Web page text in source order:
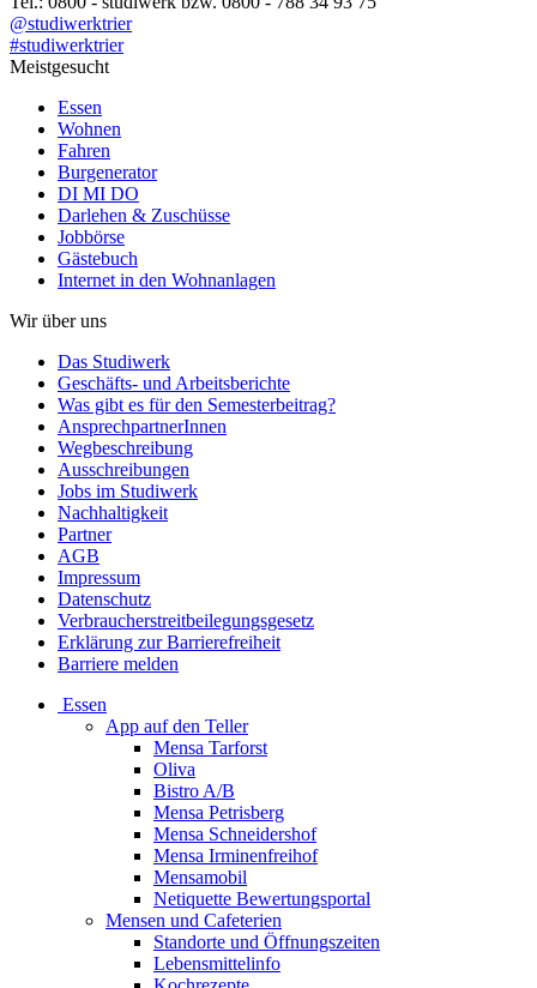
@studiwerktrier
#studiwerktrier
Meistgesucht
Essen
Wohnen
Fahren
Burgenerator
DI MI DO
Darlehen & Zuschüsse
Jobbörse
Gästebuch
Internet in den Wohnanlagen
Wir über uns
Das Studiwerk
Geschäfts- und Arbeitsberichte
Was gibt es für den Semesterbeitrag?
AnsprechpartnerInnen
Wegbeschreibung
Ausschreibungen
Jobs im Studiwerk
Nachhaltigkeit
Partner
AGB
Impressum
Datenschutz
Verbraucherstreitbeilegungsgesetz
Erklärung zur Barrierefreiheit
Barriere melden
Essen
App auf den Teller
Mensa Tarforst
Oliva
Bistro A/B
Mensa Petrisberg
Mensa Schneidershof
Mensa Irminenfreihof
Mensamobil
Netiquette Bewertungsportal
Mensen und Cafeterien
Standorte und Öffnungszeiten
Lebensmittelinfo